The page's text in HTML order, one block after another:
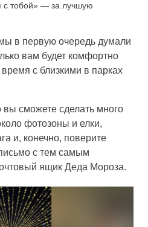
с тобой» — за лучшую
в первую очередь думали
вам будет комфортно
с близкими в парках
сможете сделать много
фотозоны и елки,
и, конечно, поверите
с тем самым
ящик Деда Мороза.